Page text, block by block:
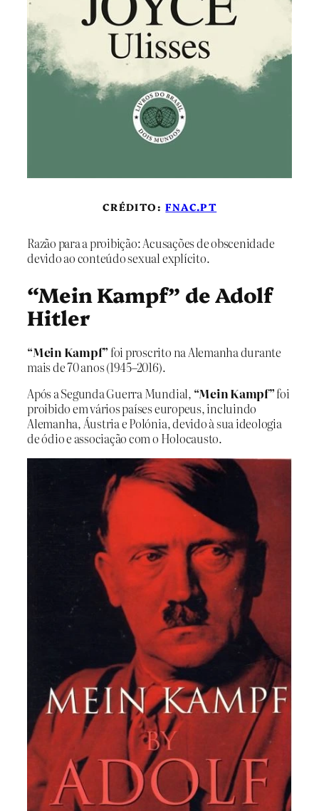
CRÉDITO:FNAC.PT
Razão para a proibição: Acusações de obscenidade
devido ao conteúdo sexual explícito.
“Mein Kampf” de Adolf
Hitler
“Mein Kampf” foi proscrito na Alemanha durante
mais de 70 anos (1945–2016).
Após a Segunda Guerra Mundial, “Mein Kampf”foi
proibido em vários países europeus, incluindo
Alemanha, Áustria e Polónia, devido à sua ideologia
de ódio e associação com o Holocausto.